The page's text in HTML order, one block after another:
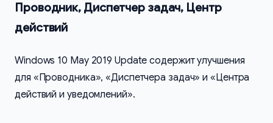
Проводник, Диспетчер задач, Центр
действий
Windows 10 May 2019 Update содержит улучшения
для «Проводника», «Диспетчера задач» и «Центра
действий и уведомлений».